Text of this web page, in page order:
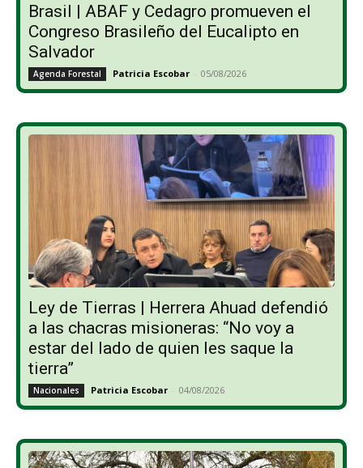
Brasil | ABAF y Cedagro promueven el
Congreso Brasileño del Eucalipto en
Salvador
Agenda Forestal Patricia Escobar - 05/08/2026
Ley de Tierras | Herrera Ahuad defendió
a las chacras misioneras: “No voy a
estar del lado de quien les saque la
tierra”
Nacionales Patricia Escobar - 04/08/2026